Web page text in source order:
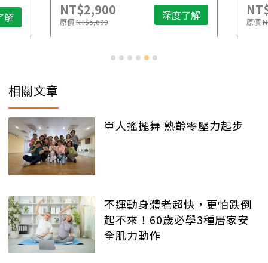
解 NT$2,900
原價NT$5,600 深度了解 原價
相關文章
單人搖擺舞 熟齡零壓力起步
不運動身體老超快，更怕跌倒
起不來！60歲必學3種居家安
全肌力動作